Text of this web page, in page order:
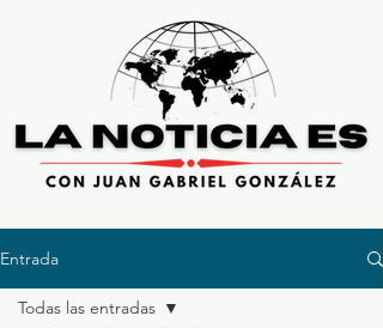
Entrada
Todas las entradas